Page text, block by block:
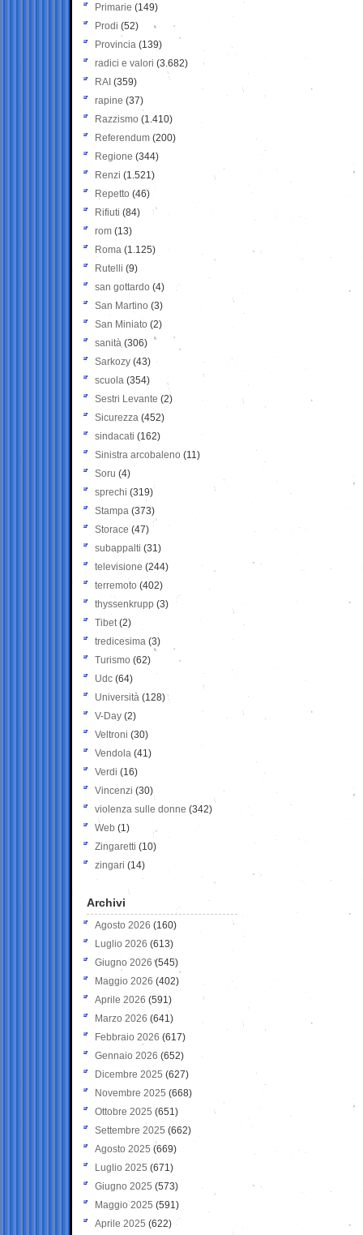
Primarie (149)
Prodi (52)
Provincia (139)
radici e valori (3.682)
RAI (359)
rapine (37)
Razzismo (1.410)
Referendum (200)
Regione (344)
Renzi (1.521)
Repetto (46)
Rifiuti (84)
rom (13)
Roma (1.125)
Rutelli (9)
san gottardo (4)
San Martino (3)
San Miniato (2)
sanità (306)
Sarkozy (43)
scuola (354)
Sestri Levante (2)
Sicurezza (452)
sindacati (162)
Sinistra arcobaleno (11)
Soru (4)
sprechi (319)
Stampa (373)
Storace (47)
subappalti (31)
televisione(244)
terremoto (402)
thyssenkrupp (3)
Tibet(2)
tredicesima (3)
Turismo (62)
Udc (64)
Università (128)
V-Day (2)
Veltroni (30)
Vendola (41)
Verdi (16)
Vincenzi (30)
violenza sulle donne (342)
Web (1)
Zingaretti (10)
zingari (14)
Archivi
Agosto 2026 (160)
Luglio 2026 (613)
Giugno 2026 (545)
Maggio 2026 (402)
Aprile 2026 (591)
Marzo 2026 (641)
Febbraio 2026 (617)
Gennaio 2026 (652)
Dicembre 2025 (627)
Novembre 2025 (668)
Ottobre 2025 (651)
Settembre 2025 (662)
Agosto 2025 (669)
Luglio 2025 (671)
Giugno 2025 (573)
Maggio 2025 (591)
Aprile 2025 (622)